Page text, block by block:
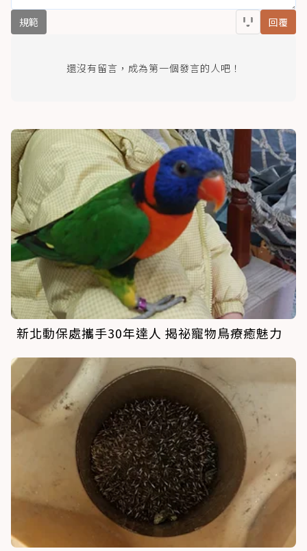
規範 回覆
還沒有留言，成為第一個發言的人吧！
新北動保處攜手30年達人 揭祕寵物鳥療癒魅力